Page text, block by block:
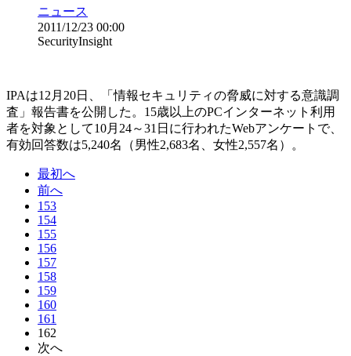
ニュース
2011/12/23 00:00
SecurityInsight
IPAは12月20日、「情報セキュリティの脅威に対する意識調
査」報告書を公開した。15歳以上のPCインターネット利用
者を対象として10月24～31日に行われたWebアンケートで、
有効回答数は5,240名（男性2,683名、女性2,557名）。
最初へ
前へ
153
154
155
156
157
158
159
160
161
162
次へ